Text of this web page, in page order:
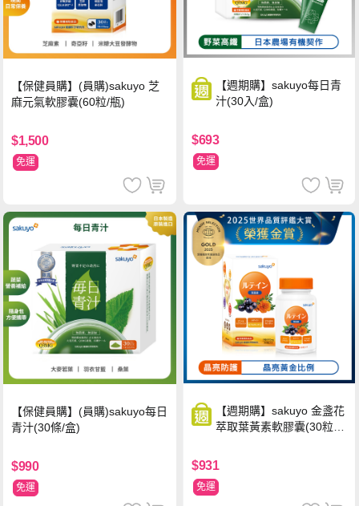
【保健員購】(員購)sakuyo 芝
麻元氣軟膠囊(60粒/瓶)
$1,500
免運
【週期購】sakuyo每日青
汁(30入/盒)
$693
免運
【保健員購】(員購)sakuyo每日
青汁(30條/盒)
$990
免運
【週期購】sakuyo 金盞花
萃取葉黃素軟膠囊(30粒/
$931
免運